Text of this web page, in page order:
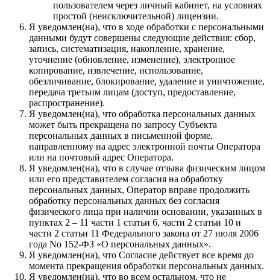
пользователем через личный кабинет, на условиях
простой (неисключительной) лицензии.
Я уведомлен(на), что в ходе обработки с персональными
данными будут совершены следующие действия: сбор,
запись, систематизация, накопление, хранение,
уточнение (обновление, изменение), электронное
копирование, извлечение, использование,
обезличивание, блокирование, удаление и уничтожение,
передача третьим лицам (доступ, предоставление,
распространение).
Я уведомлен(на), что обработка персональных данных
может быть прекращена по запросу Субъекта
персональных данных в письменной форме,
направленному на адрес электронной почты Оператора
или на почтовый адрес Оператора.
Я уведомлен(на), что в случае отзыва физическим лицом
или его представителем согласия на обработку
персональных данных, Оператор вправе продолжить
обработку персональных данных без согласия
физического лица при наличии основании, указанных в
пунктах 2 – 11 части 1 статьи 6, части 2 статьи 10 и
части 2 статьи 11 Федерального закона от 27 июля 2006
года No 152-ФЗ «О персональных данных».
Я уведомлен(на), что Согласие действует все время до
момента прекращения обработки персональных данных.
Я уведомлен(на), что во всем остальном, что не